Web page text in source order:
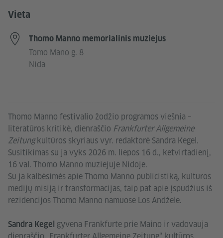
Thomo Manno festivalio žodžio programos viešnia –
literatūros kritikė, dienraščio Frankfurter Allgemeine
Zeitungkultūros skyriaus vyr. redaktorė Sandra Kegel.
Susitikimas su ja vyks 2026 m. liepos 16 d., ketvirtadienį,
16 val. Thomo Manno muziejuje Nidoje.
Su ja kalbėsimės apie Thomo Manno publicistiką, kultūros
medijų misiją ir transformacijas, taip pat apie įspūdžius iš
rezidencijos Thomo Manno namuose Los Andžele.
Sandra Kegel gyvena Frankfurte prie Maino ir vadovauja
Vieta
Thomo Manno memorialinis muziejus
Tomo Mano g. 8
Nida